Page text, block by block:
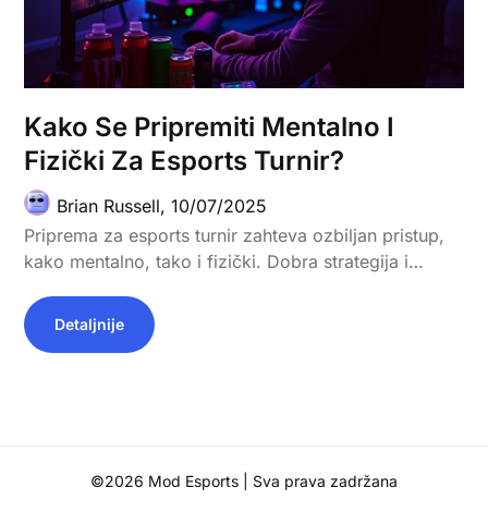
Kako Se Pripremiti Mentalno I
Fizički Za Esports Turnir?
Brian Russell,10/07/2025
Priprema za esports turnir zahteva ozbiljan pristup,
kako mentalno, tako i fizički. Dobra strategija i…
Detaljnije
©2026 Mod Esports | Sva prava zadržana